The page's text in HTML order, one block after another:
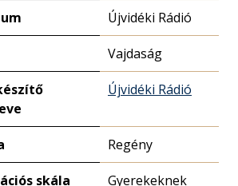
Újvidéki Rádió
Vajdaság
Újvidéki Rádió
Regény
skála Gyerekeknek